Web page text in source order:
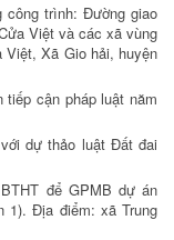
công trình: Đường giao
Việt và các xã vùng
Xã Gio hải, huyện
tiếp cận pháp luật năm
dự thảo luật Đất đai
để GPMB dự án
1). Địa điểm: xã Trung